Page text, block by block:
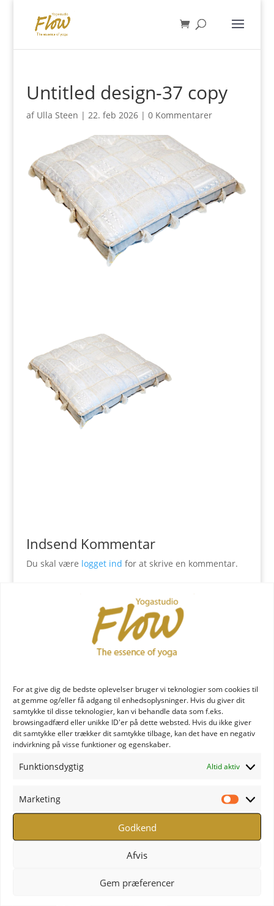
For at give dig de bedste oplevelser bruger vi teknologier som cookies til
at gemme og/eller få adgang til enhedsoplysninger. Hvis du giver dit
samtykke til disse teknologier, kan vi behandle data som f.eks.
browsingadfærd eller unikke ID'er på dette websted. Hvis du ikke giver
dit samtykke eller trækker dit samtykke tilbage, kan det have en negativ
indvirkning på visse funktioner og egenskaber.
Funktionsdygtig Altid aktiv
Marketing
Godkend
Afvis
Gem præferencer
Untitled design-37 copy
af Ulla Steen | 22. feb 2026| 0 Kommentarer
Indsend Kommentar
Du skal være logget ind for at skrive en kommentar.
YOGA læreruddannelse
YOGA uddannelse - læs mere